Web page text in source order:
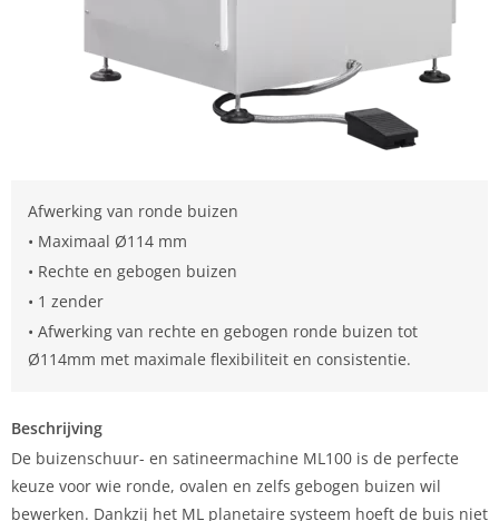
Afwerking van ronde buizen
• Maximaal Ø114 mm
• Rechte en gebogen buizen
• 1 zender
• Afwerking van rechte en gebogen ronde buizen tot
Ø114mm met maximale flexibiliteit en consistentie.
Beschrijving
De buizenschuur- en satineermachine ML100 is de perfecte
keuze voor wie ronde, ovalen en zelfs gebogen buizen wil
bewerken. Dankzij het ML planetaire systeem hoeft de buis niet